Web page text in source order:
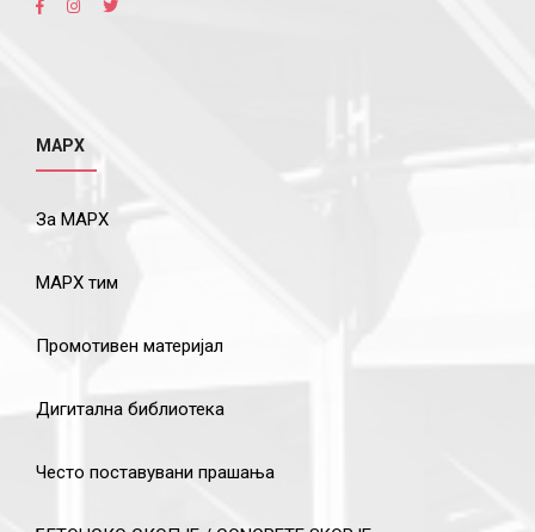
МАРХ
За МАРХ
МАРХ тим
Промотивен материјал
Дигитална библиотека
Често поставувани прашања